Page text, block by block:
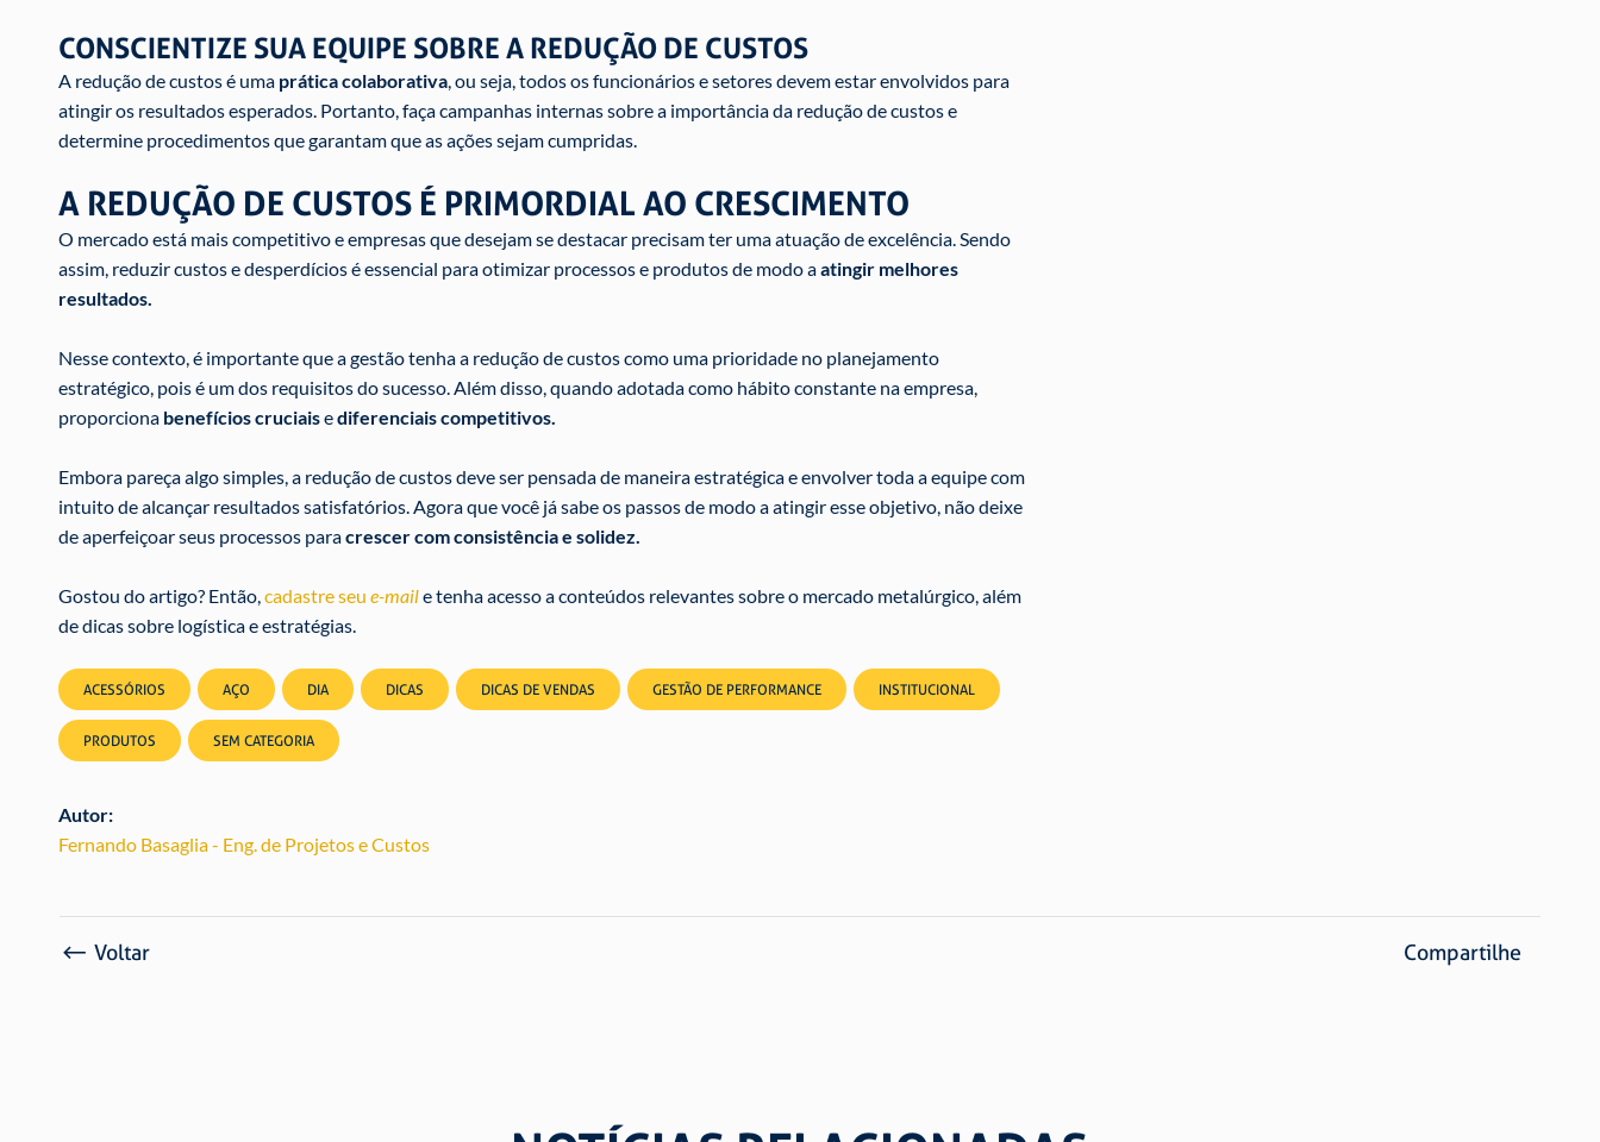
CONSCIENTIZE SUA EQUIPE SOBRE A REDUÇÃO DE CUSTOS
A redução de custos é uma prática colaborativa, ou seja, todos os funcionários e setores devem estar envolvidos para
atingir os resultados esperados. Portanto, faça campanhas internas sobre a importância da redução de custos e
determine procedimentos que garantam que as ações sejam cumpridas.
A REDUÇÃO DE CUSTOS É PRIMORDIAL AO CRESCIMENTO
O mercado está mais competitivo e empresas que desejam se destacar precisam ter uma atuação de excelência. Sendo
assim, reduzir custos e desperdícios é essencial para otimizar processos e produtos de modo aatingir melhores
resultados.
Nesse contexto, é importante que a gestão tenha a redução de custos como uma prioridade no planejamento
estratégico, pois é um dos requisitos do sucesso. Além disso, quando adotada como hábito constante na empresa,
proporciona benefícios cruciaisediferenciais competitivos.
Embora pareça algo simples, a redução de custos deve ser pensada de maneira estratégica e envolver toda a equipe com
intuito de alcançar resultados satisfatórios. Agora que você já sabe os passos de modo a atingir esse objetivo, não deixe
de aperfeiçoar seus processos paracrescer com consistência e solidez.
Gostou do artigo? Então,cadastre seu e-maile tenha acesso a conteúdos relevantes sobre o mercado metalúrgico, além
de dicas sobre logística e estratégias.
ACESSÓRIOS AÇO DIA DICAS DICAS DE VENDAS GESTÃO DE PERFORMANCE INSTITUCIONAL
PRODUTOS SEM CATEGORIA
Autor:
Fernando Basaglia - Eng. de Projetos e Custos
Voltar Compartilhe